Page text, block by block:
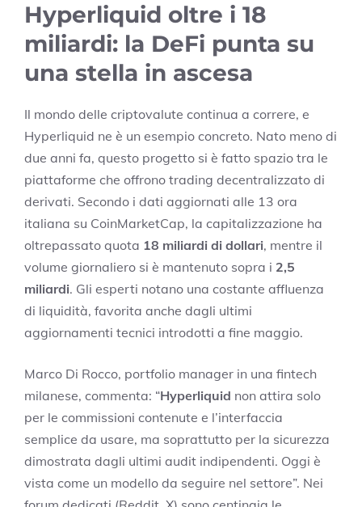
Hyperliquid oltre i 18
miliardi: la DeFi punta su
una stella in ascesa
Il mondo delle criptovalute continua a correre, e
Hyperliquid ne è un esempio concreto. Nato meno di
due anni fa, questo progetto si è fatto spazio tra le
piattaforme che offrono trading decentralizzato di
derivati. Secondo i dati aggiornati alle 13 ora
italiana su CoinMarketCap, la capitalizzazione ha
oltrepassato quota 18 miliardi di dollari, mentre il
volume giornaliero si è mantenuto sopra i 2,5
miliardi. Gli esperti notano una costante affluenza
di liquidità, favorita anche dagli ultimi
aggiornamenti tecnici introdotti a fine maggio.
Marco Di Rocco, portfolio manager in una fintech
milanese, commenta: “Hyperliquid non attira solo
per le commissioni contenute e l’interfaccia
semplice da usare, ma soprattutto per la sicurezza
dimostrata dagli ultimi audit indipendenti. Oggi è
vista come un modello da seguire nel settore”. Nei